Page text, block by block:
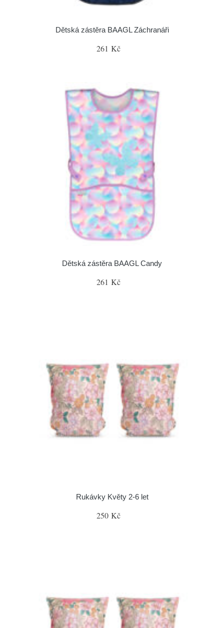
Dětská zástěra BAAGL Záchranáři
261 Kč
Dětská zástěra BAAGL Candy
261 Kč
Rukávky Květy 2-6 let
250 Kč